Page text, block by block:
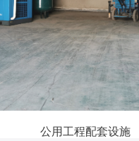
公用工程配套设施